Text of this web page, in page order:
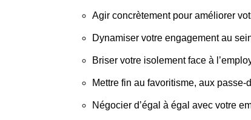
Agir concrètement pour améliorer
Dynamiser votre engagement au
Briser votre isolement face à
Mettre fin au favoritisme, aux passe-
Négocier d’égal à égal avec votre